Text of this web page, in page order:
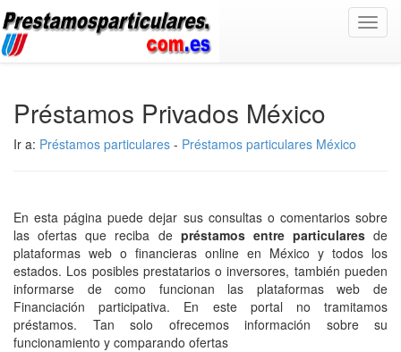
Préstamos Privados México
Ir a: Préstamos particulares - Préstamos particulares México
En esta página puede dejar sus consultas o comentarios sobre
las ofertas que reciba de préstamos entre particularesde
plataformas web o financieras online en México y todos los
estados. Los posibles prestatarios o inversores, también pueden
informarse de como funcionan las plataformas web de
Financiación participativa. En este portal no tramitamos
préstamos. Tan solo ofrecemos información sobre su
funcionamiento y comparando ofertas